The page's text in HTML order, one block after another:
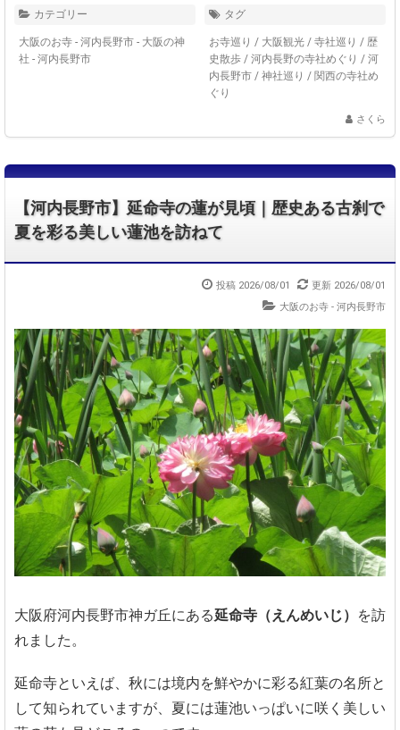
カテゴリー
大阪のお寺 - 河内長野市 - 大阪の神
社 - 河内長野市
タグ
お寺巡り / 大阪観光 / 寺社巡り / 歴
史散歩 / 河内長野の寺社めぐり / 河
内長野市 / 神社巡り / 関西の寺社め
ぐり
さくら
【河内長野市】延命寺の蓮が見頃｜歴史ある古刹で
夏を彩る美しい蓮池を訪ねて
投稿 2026/08/01
更新 2026/08/01
大阪のお寺 - 河内長野市
大阪府河内長野市神ガ丘にある延命寺（えんめいじ） を訪
れました。
延命寺といえば、秋には境内を鮮やかに彩る紅葉の名所と
して知られていますが、夏には蓮池いっぱいに咲く美しい